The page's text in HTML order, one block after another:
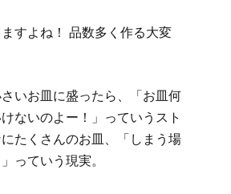
すよね！ 品数多く作る大変
いお皿に盛ったら、「お皿何
ないのよー！」っていうスト
たくさんのお皿、「しまう場
っていう現実。